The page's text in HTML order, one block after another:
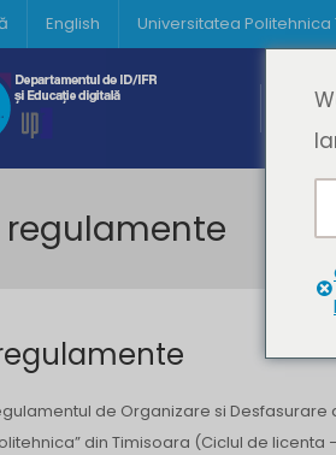
English Universitatea Politehnica
Acasă
regulamente
de Organizare si Desfasurare
din Timisoara (Ciclul de licenta